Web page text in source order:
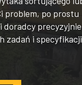
problem, po prostu
doradcy precyzyjnie
zadań i specyfikacji